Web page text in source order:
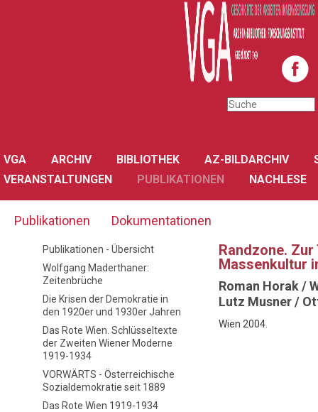
VGA ARCHIV BIBLIOTHEK AZ-BILDARCHIV
VERANSTALTUNGEN
PUBLIKATIONEN NACHLESE
Publikationen Dokumentationen
Publikationen - Übersicht
Wolfgang Maderthaner:
Zeitenbrüche
Die Krisen der Demokratie in
den 1920er und 1930er Jahren
Das Rote Wien. Schlüsseltexte
der Zweiten Wiener Moderne
1919-1934
VORWÄRTS - Österreichische
Sozialdemokratie seit 1889
Das Rote Wien 1919-1934
Randzone.
Massenkultur
Roman Horak /
Lutz Musner /
Wien 2004.